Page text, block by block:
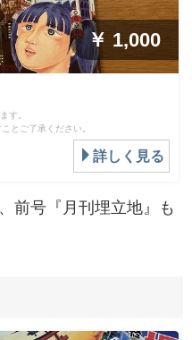
￥ 1,000
す。
とご了承ください。
詳しく見る
前号『月刊埋立地』も